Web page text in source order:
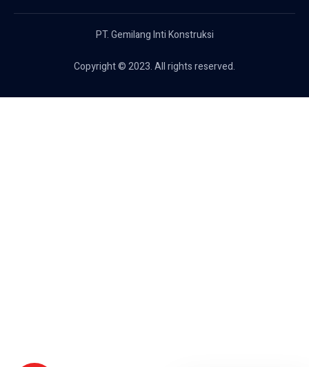
PT. Gemilang Inti Konstruksi
Copyright © 2023. All rights reserved.